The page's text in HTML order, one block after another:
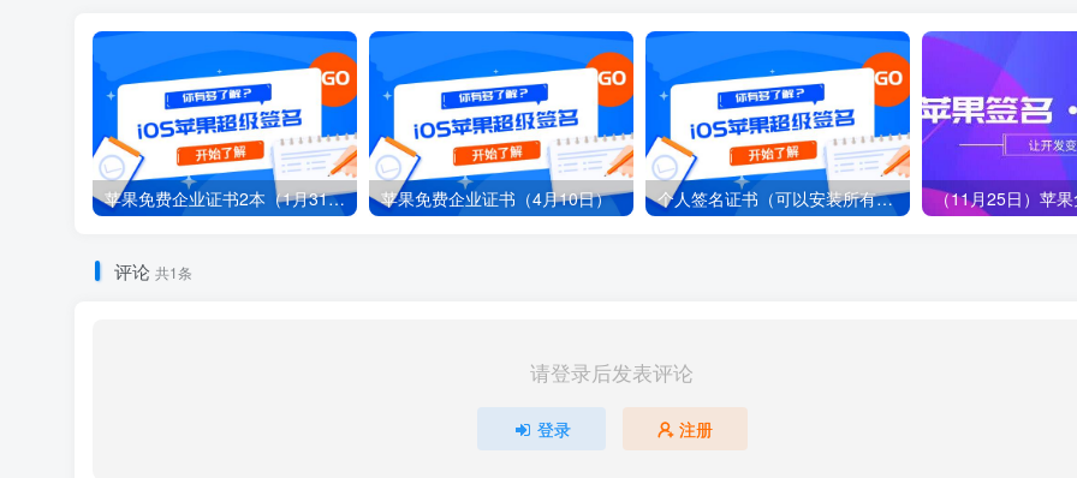
苹果免费企业证书2本（1月31日） 苹果免费企业证书（4月10日） 个人签名证书（可以安装所有苹果破解软件） （11月25日）苹
评论 共1条
请登录后发表评论
登录 注册